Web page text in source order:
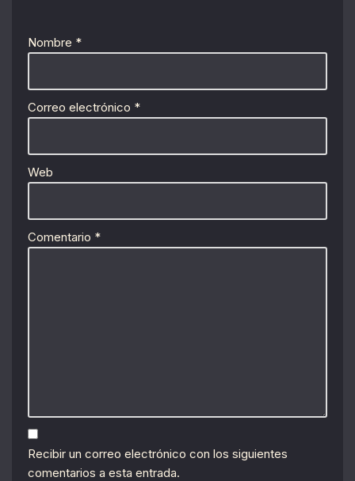
Nombre *
Correo electrónico *
Web
Comentario *
Recibir un correo electrónico con los siguientes
comentarios a esta entrada.